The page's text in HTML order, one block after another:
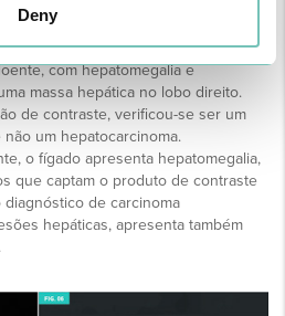
Deny
com hepatomegalia e
massa hepática no lobo direito.
de contraste, verificou-se ser um
um hepatocarcinoma.
o fígado apresenta hepatomegalia,
que captam o produto de contraste
de carcinoma
hepáticas, apresenta também